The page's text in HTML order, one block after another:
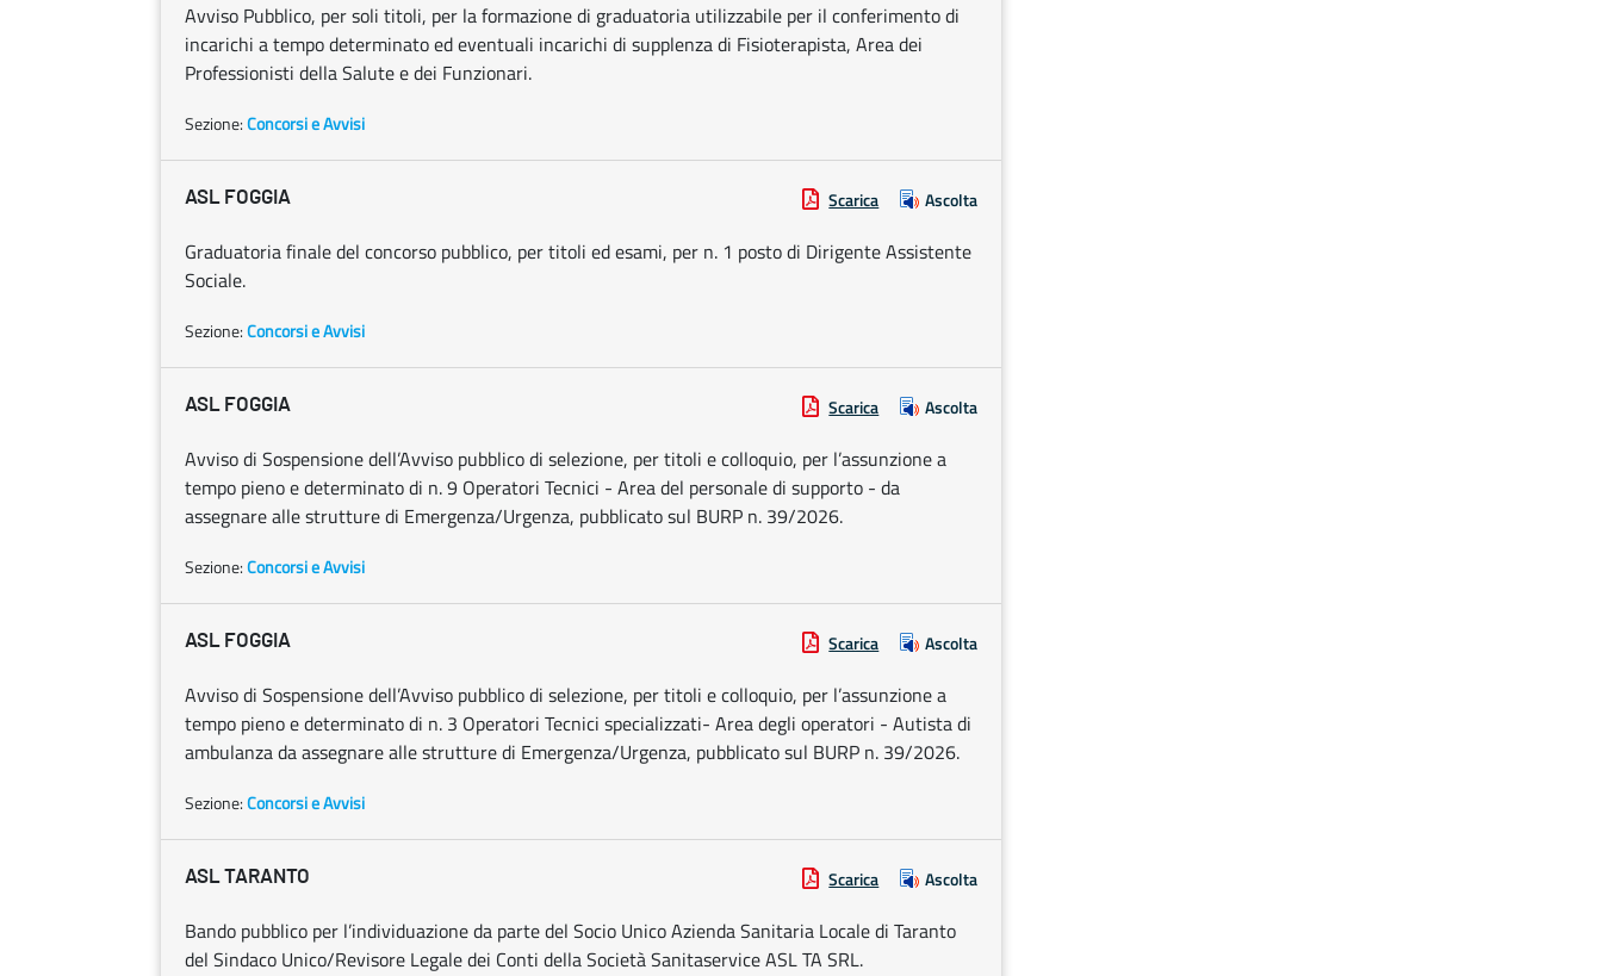
Avviso Pubblico, per soli titoli, per la formazione di graduatoria utilizzabile per il conferimento di
incarichi a tempo determinato ed eventuali incarichi di supplenza di Fisioterapista, Area dei
Professionisti della Salute e dei Funzionari.
Sezione:Concorsi e Avvisi
ASL FOGGIA Scarica Ascolta
Graduatoria finale del concorso pubblico, per titoli ed esami, per n. 1 posto di Dirigente Assistente
Sociale.
Sezione:Concorsi e Avvisi
ASL FOGGIA Scarica Ascolta
Avviso di Sospensione dell’Avviso pubblico di selezione, per titoli e colloquio, per l’assunzione a
tempo pieno e determinato di n. 9 Operatori Tecnici - Area del personale di supporto - da
assegnare alle strutture di Emergenza/Urgenza, pubblicato sul BURP n. 39/2026.
Sezione:Concorsi e Avvisi
ASL FOGGIA Scarica Ascolta
Avviso di Sospensione dell’Avviso pubblico di selezione, per titoli e colloquio, per l’assunzione a
tempo pieno e determinato di n. 3 Operatori Tecnici specializzati- Area degli operatori - Autista di
ambulanza da assegnare alle strutture di Emergenza/Urgenza, pubblicato sul BURP n. 39/2026.
Sezione:Concorsi e Avvisi
ASL TARANTO Scarica Ascolta
Bando pubblico per l’individuazione da parte del Socio Unico Azienda Sanitaria Locale di Taranto
del Sindaco Unico/Revisore Legale dei Conti della Società Sanitaservice ASL TA SRL.